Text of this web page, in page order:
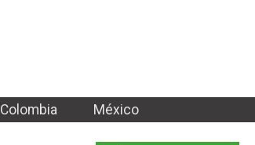
Colombia México